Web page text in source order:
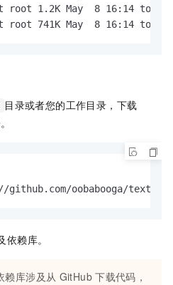
1.2K May  8 16:14
741K May  8 16:14
目录或者您的工作目录，下载
oobabooga/text-
赖库。
赖库涉及从 GitHub 下载代码，